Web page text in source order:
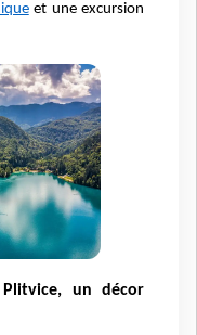
et une excursion
un décor